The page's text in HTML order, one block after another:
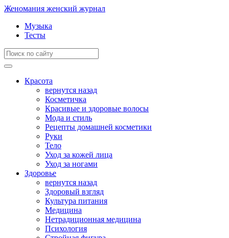
Женомания женский журнал
Музыка
Тесты
Красота
вернутся назад
Косметичка
Красивые и здоровые волосы
Мода и стиль
Рецепты домашней косметики
Руки
Тело
Уход за кожей лица
Уход за ногами
Здоровье
вернутся назад
Здоровый взгляд
Культура питания
Медицина
Нетрадиционная медицина
Психология